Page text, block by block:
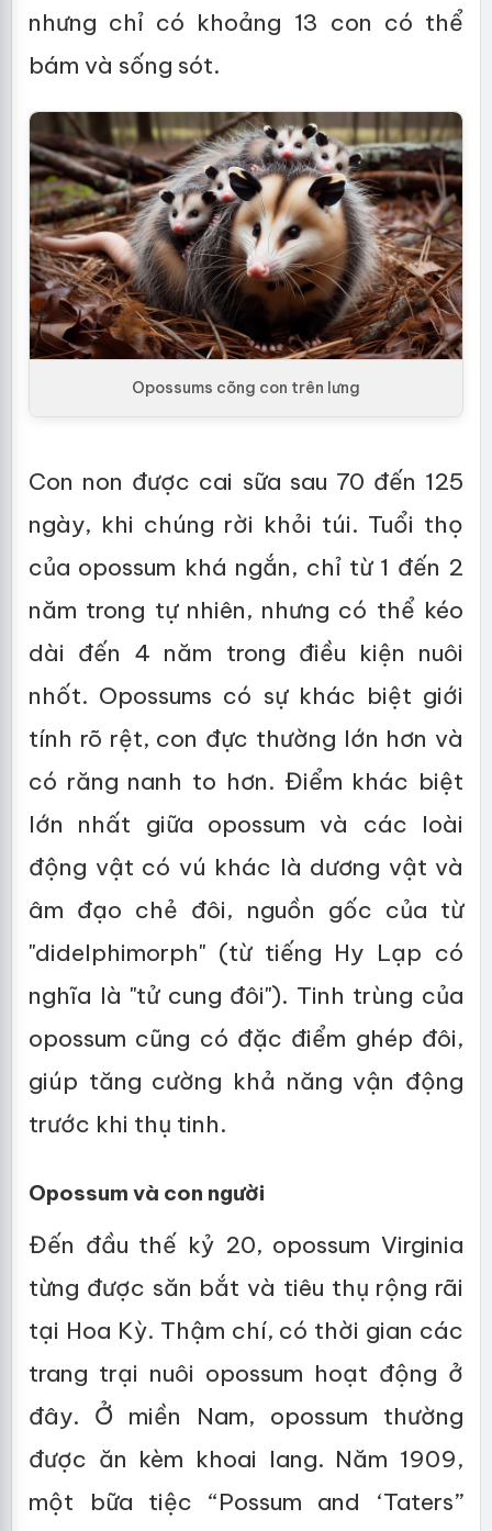
nhưng chỉ có khoảng 13 con có thể
bám và sống sót.
Opossums cõng con trên lưng
Con non được cai sữa sau 70 đến 125
ngày, khi chúng rời khỏi túi. Tuổi thọ
của opossum khá ngắn, chỉ từ 1 đến 2
năm trong tự nhiên, nhưng có thể kéo
dài đến 4 năm trong điều kiện nuôi
nhốt. Opossums có sự khác biệt giới
tính rõ rệt, con đực thường lớn hơn và
có răng nanh to hơn. Điểm khác biệt
lớn nhất giữa opossum và các loài
động vật có vú khác là dương vật và
âm đạo chẻ đôi, nguồn gốc của từ
"didelphimorph" (từ tiếng Hy Lạp có
nghĩa là "tử cung đôi"). Tinh trùng của
opossum cũng có đặc điểm ghép đôi,
giúp tăng cường khả năng vận động
trước khi thụ tinh.
Opossum và con người
Đến đầu thế kỷ 20, opossum Virginia
từng được săn bắt và tiêu thụ rộng rãi
tại Hoa Kỳ. Thậm chí, có thời gian các
trang trại nuôi opossum hoạt động ở
đây. Ở miền Nam, opossum thường
được ăn kèm khoai lang. Năm 1909,
một bữa tiệc “Possum and ‘Taters”